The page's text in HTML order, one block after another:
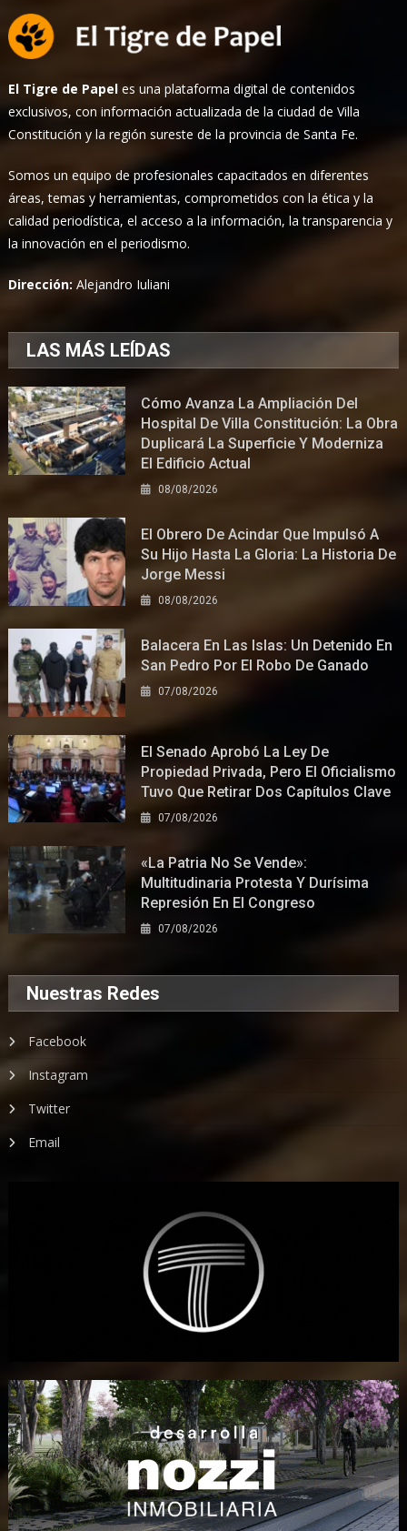
El Tigre de Papel es una plataforma digital de contenidos
exclusivos, con información actualizada de la ciudad de Villa
Constitución y la región sureste de la provincia de Santa Fe.
Somos un equipo de profesionales capacitados en diferentes
áreas, temas y herramientas, comprometidos con la ética y la
calidad periodística, el acceso a la información, la transparencia y
la innovación en el periodismo.
Dirección:Alejandro Iuliani
LAS MÁS LEÍDAS
Cómo Avanza La Ampliación Del
Hospital De Villa Constitución: La Obra
Duplicará La Superficie Y Moderniza
El Edificio Actual
08/08/2026
El Obrero De Acindar Que Impulsó A
Su Hijo Hasta La Gloria: La Historia De
Jorge Messi
08/08/2026
Balacera En Las Islas: Un Detenido En
San Pedro Por El Robo De Ganado
07/08/2026
El Senado Aprobó La Ley De
Propiedad Privada, Pero El Oficialismo
Tuvo Que Retirar Dos Capítulos Clave
07/08/2026
«La Patria No Se Vende»:
Multitudinaria Protesta Y Durísima
Represión En El Congreso
07/08/2026
Nuestras Redes
Facebook
Instagram
Twitter
Email